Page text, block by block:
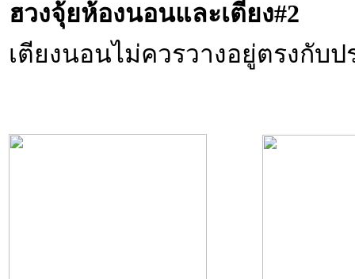
ฮวงจุ้ยห้องนอนและเตียง#2
เตียงนอนไม่ควรวางอยู่ตรงกับ